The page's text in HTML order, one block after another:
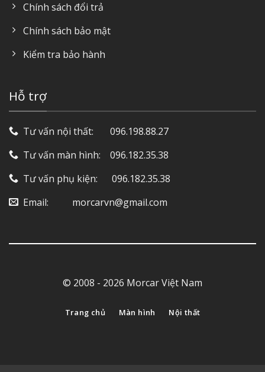
Chính sách đổi trả
Chính sách bảo mật
Kiểm tra bảo hành
Hỗ trợ
Tư vấn nội thất: ‎ ‎ ‎ ‎ ‎ ‎ 096.198.88.27
Tư vấn màn hình: ‎ ‎ ‎ 096.182.35.38
Tư vấn phụ kiện: ‎ ‎ ‎ ‎‎ ‎ 096.182.35.38
Email: ‎ ‎ ‎ ‎ ‎ ‎ ‎ ‎ ‎ morcarvn@gmail.com
© 2008 - 2026 Morcar Việt Nam
Trang chủ Màn hình Nội thất